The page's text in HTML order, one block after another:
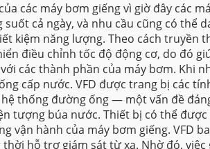
các máy bơm giếng vì giờ đây các
cả ngày, và nhu cầu cũng có thể
kiệm năng lượng. Theo cách truyền
điều chỉnh tốc độ động cơ, do đó
các thành phần của máy bơm. Khi
cấp nước. VFD được trang bị các
thống đường ống — một vấn đề
tượng búa nước. Thiết bị có thể
vận hành của máy bơm giếng. VFD
hỗ trợ giám sát từ xa. Nhờ đó,